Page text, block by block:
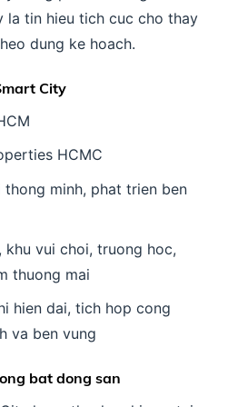
la tin hieu tich cuc cho thay
dung ke hoach.
City
HCMC
minh, phat trien ben
vui choi, truong hoc,
thuong mai
hien dai, tich hop cong
va ben vung
bat dong san